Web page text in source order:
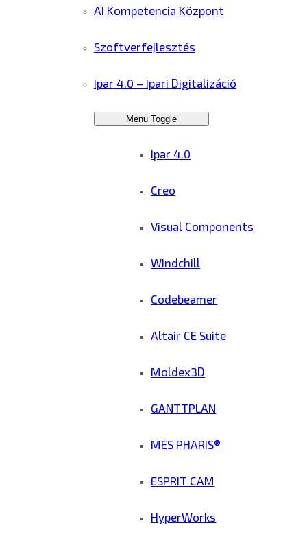
AI Kompetencia Központ
Szoftverfejlesztés
Ipar 4.0 – Ipari Digitalizáció
Menu Toggle
Ipar 4.0
Creo
Visual Components
Windchill
Codebeamer
Altair CE Suite
Moldex3D
GANTTPLAN
MES PHARIS®
ESPRIT CAM
HyperWorks